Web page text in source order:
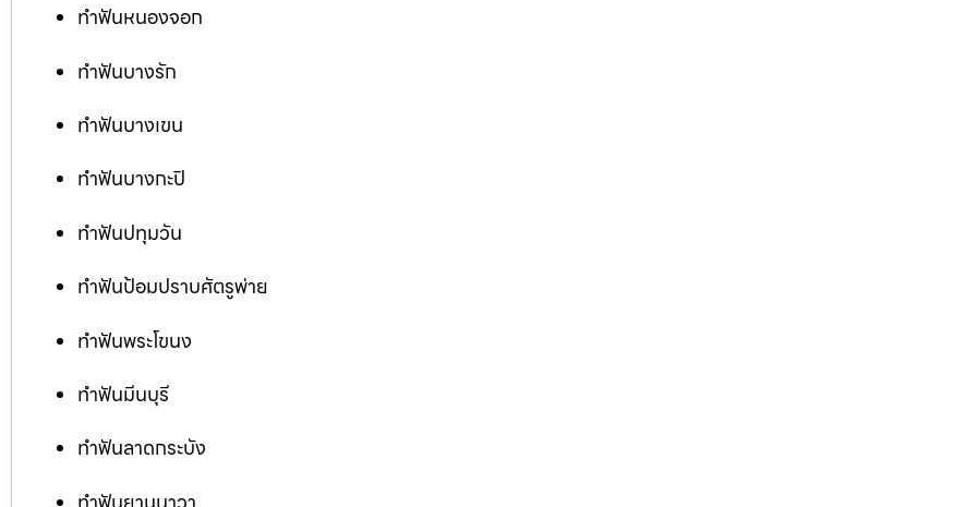
ทำฟันหนองจอก
ทำฟันบางรัก
ทำฟันบางเขน
ทำฟันบางกะปิ
ทำฟันปทุมวัน
ทำฟันป้อมปราบศัตรูพ่าย
ทำฟันพระโขนง
ทำฟันมีนบุรี
ทำฟันลาดกระบัง